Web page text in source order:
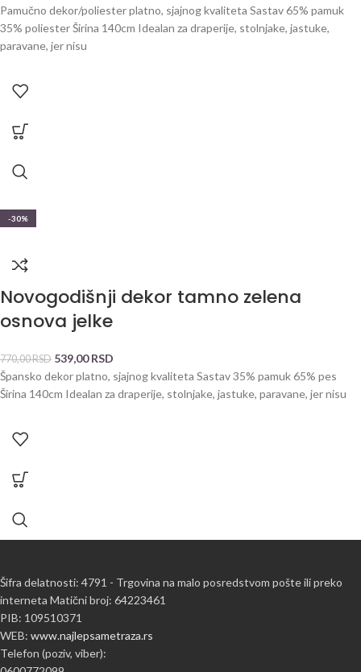
Pamučno dekor/poliester platno, sjajnog kvaliteta Sastav 65% pamuk
35% poliester Širina 140cm Idealan za draperije, stolnjake, jastuke,
paravane, jer nisu
-30%
Novogodišnji dekor tamno zelena
osnova jelke
770,00RSD 539,00RSD
Špansko dekor platno, sjajnog kvaliteta Sastav 35% pamuk 65% pes
Širina 140cm Idealan za draperije, stolnjake, jastuke, paravane, jer nisu
Šifra delatnosti: 4791 - Trgovina na malo posredstvom pošte ili preko
interneta Matični broj: 64223461
PIB: 109510371
WEB: www.najlepsametraza.rs
Telefon (poziv, viber):